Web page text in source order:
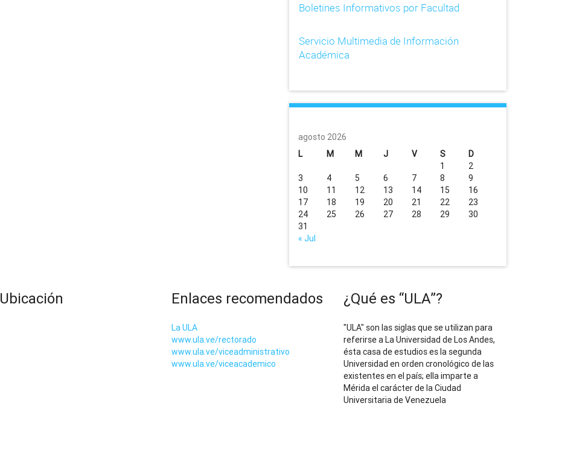
Boletines Informativos por Facultad
Servicio Multimedia de Información
Académica
agosto 2026
L
M M J V S D
« Jul
1
2
3
4 5 6 7 8
9
10
11 12 13 14 15
16
17
18 19 20 21 22
23
24
25 26 27 28 29
30
31
Ubicación Enlaces recomendados
La ULA
www.ula.ve/rectorado
www.ula.ve/viceadministrativo
www.ula.ve/viceacademico
¿Qué es “ULA”?
"ULA" son las siglas que se utilizan para
referirse a La Universidad de Los Andes,
ésta casa de estudios es la segunda
Universidad en orden cronológico de las
existentes en el país; ella imparte a
Mérida el carácter de la Ciudad
Universitaria de Venezuela